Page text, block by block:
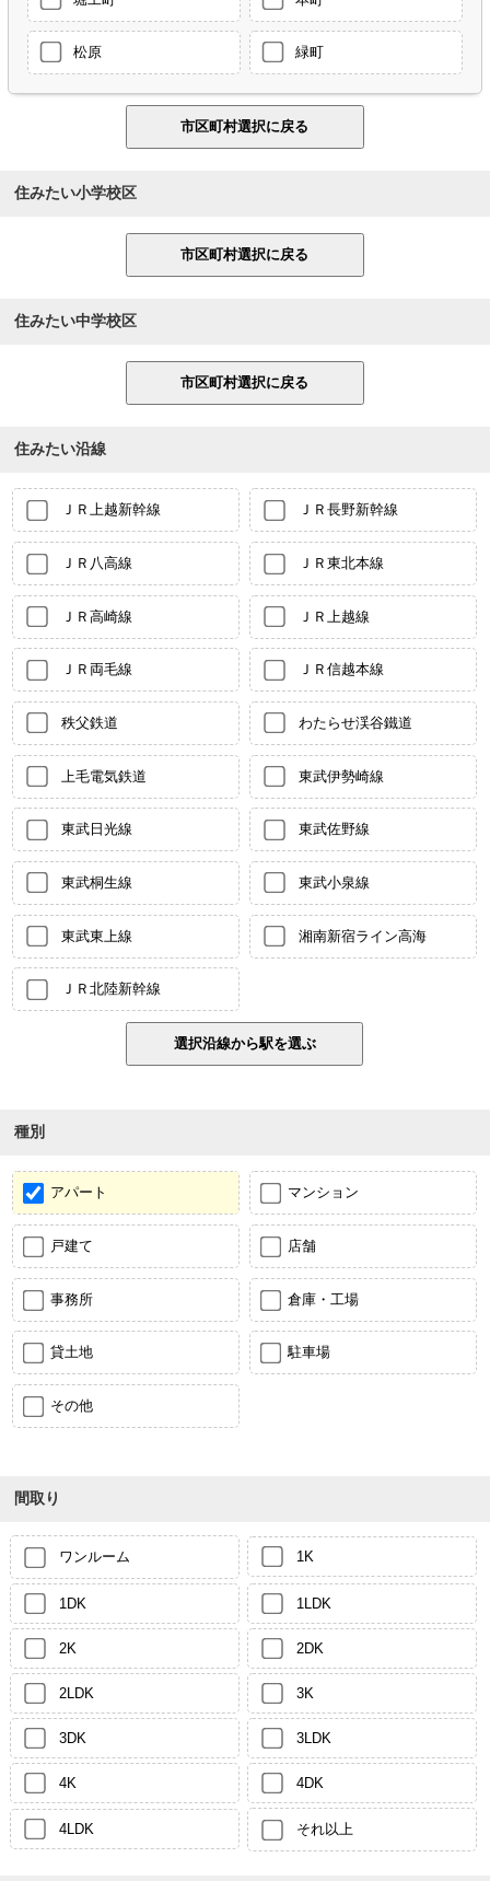
松原 緑町
住みたい小学校区
住みたい中学校区
住みたい沿線
ＪＲ上越新幹線 ＪＲ長野新幹線
ＪＲ八高線 ＪＲ東北本線
ＪＲ高崎線 ＪＲ上越線
ＪＲ両毛線 ＪＲ信越本線
秩父鉄道 わたらせ渓谷鐵道
上毛電気鉄道 東武伊勢崎線
東武日光線 東武佐野線
東武桐生線 東武小泉線
東武東上線 湘南新宿ライン高海
ＪＲ北陸新幹線
種別
アパート マンション
戸建て 店舗
事務所 倉庫・工場
貸土地 駐車場
その他
間取り
ワンルーム 1K
1DK 1LDK
2K 2DK
2LDK 3K
3DK 3LDK
4K 4DK
4LDK それ以上